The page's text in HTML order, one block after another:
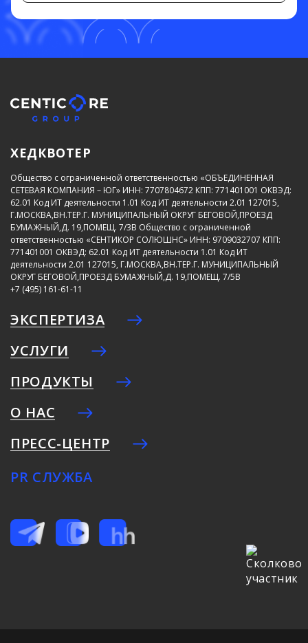
ХЕДКВОТЕР
Общество с ограниченной ответственностью «ОБЪЕДИНЕННАЯ
СЕТЕВАЯ КОМПАНИЯ – ЮГ» ИНН: 7707804672 КПП: 771401001 ОКВЭД:
62.01 Код ИТ деятельности 1.01 Код ИТ деятельности 2.01 127015,
Г.МОСКВА,ВН.ТЕР.Г. МУНИЦИПАЛЬНЫЙ ОКРУГ БЕГОВОЙ,ПРОЕЗД
БУМАЖНЫЙ,Д. 19,ПОМЕЩ. 7/3В Общество с ограниченной
ответственностью «СЕНТИКОР СОЛЮШНС» ИНН: 9709032707 КПП:
771401001 ОКВЭД: 62.01 Код ИТ деятельности 1.01 Код ИТ
деятельности 2.01 127015, Г.МОСКВА,ВН.ТЕР.Г. МУНИЦИПАЛЬНЫЙ
ОКРУГ БЕГОВОЙ,ПРОЕЗД БУМАЖНЫЙ,Д. 19,ПОМЕЩ. 7/5В
+7 (495) 161-61-11
ЭКСПЕРТИЗА
УСЛУГИ
ПРОДУКТЫ
О НАС
ПРЕСС-ЦЕНТР
PR СЛУЖБА